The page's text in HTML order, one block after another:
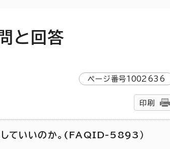
と回答
ページ番号1002636
印刷
していいのか。(FAQID-5893）